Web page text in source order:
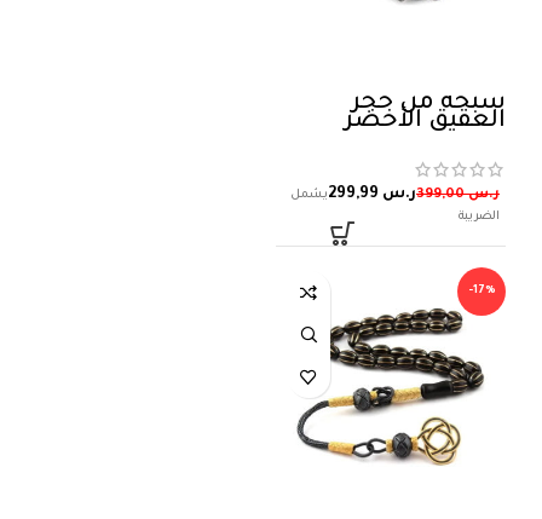
سبحة من حجر
العقيق الأخضر
ر.س399,00 ر.س
-17%